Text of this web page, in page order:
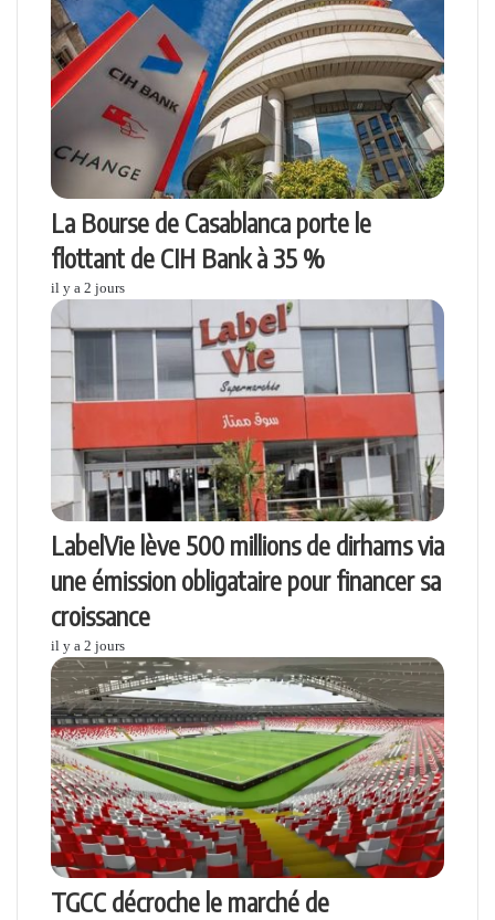
La Bourse de Casablanca porte le
flottant de CIH Bank à 35 %
il y a 2 jours
LabelVie lève 500 millions de dirhams via
une émission obligataire pour financer sa
croissance
il y a 2 jours
TGCC décroche le marché de